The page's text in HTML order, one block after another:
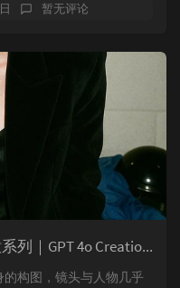
暂无评论
GPT绘图超写实｜ZH4O｜创意系列｜GPT 4o Creation 提示词模板
构图，镜头与人物几乎